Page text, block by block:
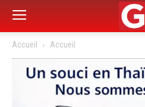
Accueil Accueil